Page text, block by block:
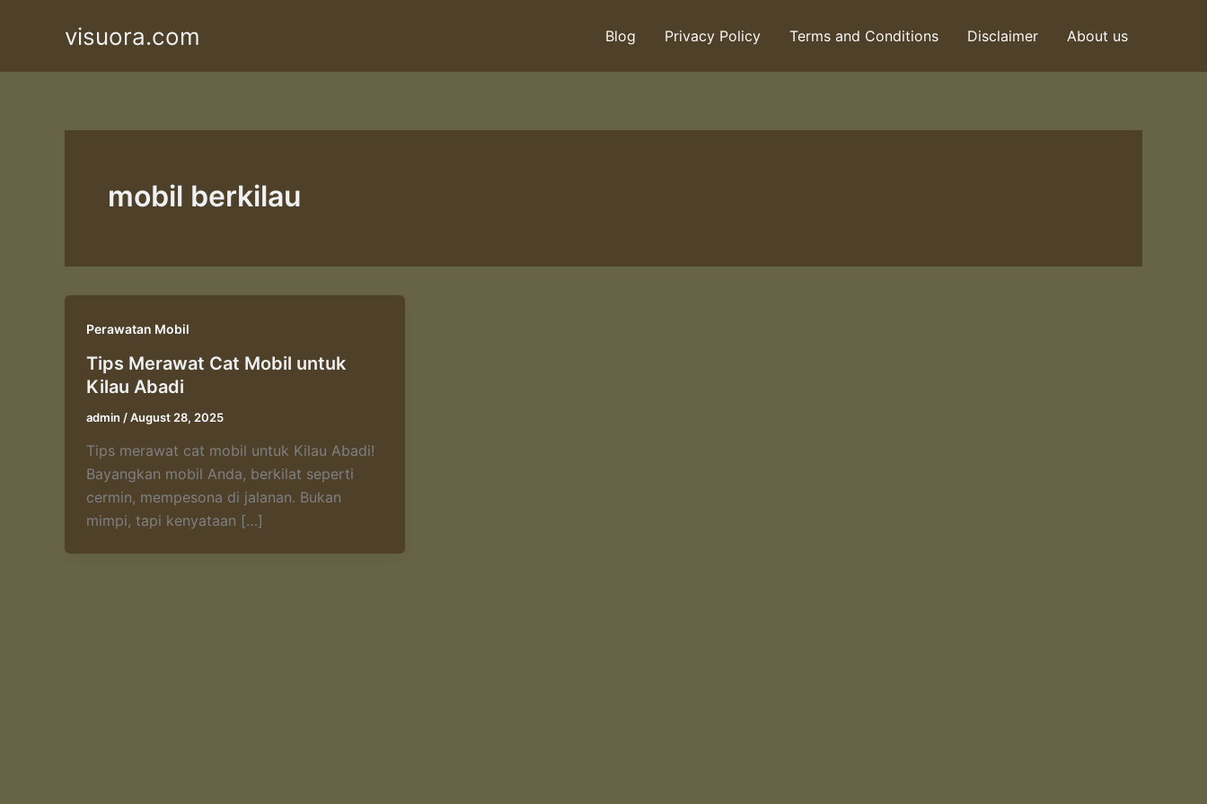
visuora.com Blog Privacy Policy Terms and Conditions Disclaimer About us
mobil berkilau
Perawatan Mobil
Tips Merawat Cat Mobil untuk
Kilau Abadi
admin /August 28, 2025
Tips merawat cat mobil untuk Kilau Abadi!
Bayangkan mobil Anda, berkilat seperti
cermin, mempesona di jalanan. Bukan
mimpi, tapi kenyataan […]